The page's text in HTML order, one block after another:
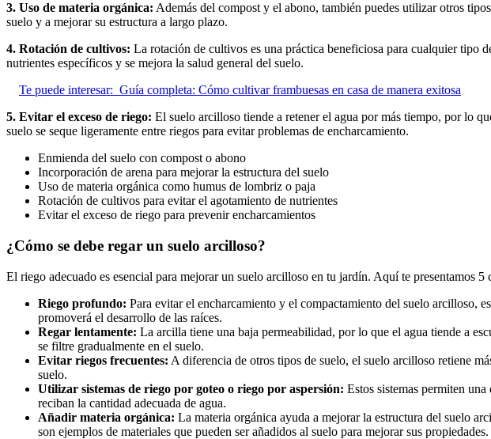
3. Uso de materia orgánica: Además del compost y el abono, también puedes utilizar otros
suelo y a mejorar su estructura a largo plazo.
4. Rotación de cultivos: La rotación de cultivos es una práctica beneficiosa para cualquier tipo
nutrientes específicos y se mejora la salud general del suelo.
Te puede interesar: Guía completa: Cómo cultivar frambuesas en casa de manera exitosa
5. Evitar el exceso de riego: El suelo arcilloso tiende a retener el agua por más tiempo, por lo
suelo se seque ligeramente entre riegos para evitar problemas de encharcamiento.
Enmienda del suelo con compost o abono
Incorporación de arena para mejorar la estructura del suelo
Uso de materia orgánica como humus de lombriz o paja
Rotación de cultivos para evitar el agotamiento de nutrientes
Evitar el exceso de riego para prevenir encharcamientos
¿Cómo se debe regar un suelo arcilloso?
El riego adecuado es esencial para mejorar un suelo arcilloso en tu jardín. Aquí te presentamos
Riego profundo: Para evitar el encharcamiento y el compactamiento del suelo arcilloso,
promoverá el desarrollo de las raíces.
Regar lentamente: La arcilla tiene una baja permeabilidad, por lo que el agua tiende a
se filtre gradualmente en el suelo.
Evitar riegos frecuentes: A diferencia de otros tipos de suelo, el suelo arcilloso retiene
suelo.
Utilizar sistemas de riego por goteo o riego por aspersión: Estos sistemas permiten
reciban la cantidad adecuada de agua.
Añadir materia orgánica: La materia orgánica ayuda a mejorar la estructura del suelo
son ejemplos de materiales que pueden ser añadidos al suelo para mejorar sus propiedades.